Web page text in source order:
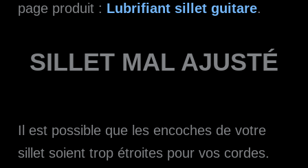
page produit : Lubrifiant sillet guitare.
SILLET MAL AJUSTÉ
Il est possible que les encoches de votre
sillet soient trop étroites pour vos cordes.